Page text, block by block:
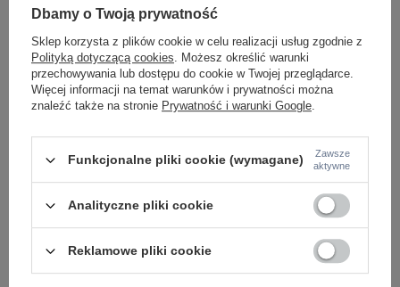
ŻYRANDOLE
LAMPKI NOCNE
ŻYRANDOLE KRYSZTAŁOWE
LAMPY WISZĄCE CZARNE
LAMPY WISZĄCE - OKRĘGI
KINKIETY DO SYPIALNI
LAMPY SUFITOWE OKRĄGŁE
LAMPY ZEWNĘTRZNE
SŁUPKI OGRODOWE
LAMPY OGRODOWE - WISZĄCE
LAMPY WISZĄCE - ZEWNĘTRZNE
LAMPY OGRODOWE - SUFITOWE
LAMPY SOLARNE
OPRAWY OGRODOWE
GIRLANDY OGRODOWE
Dbamy o Twoją prywatność
Sklep korzysta z plików cookie w celu realizacji usług zgodnie z
Polityką dotyczącą cookies. Możesz określić warunki
przechowywania lub dostępu do cookie w Twojej przeglądarce.
Więcej informacji na temat warunków i prywatności można
znaleźć także na stronie Prywatność i warunki Google.
Funkcjonalne pliki cookie (wymagane)
Zawsze
aktywne
Analityczne pliki cookie
Reklamowe pliki cookie